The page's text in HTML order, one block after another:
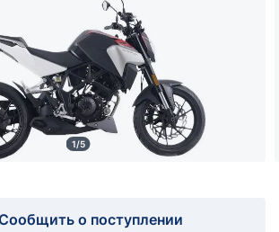
1/5
о поступлении